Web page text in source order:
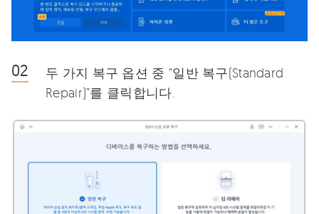
두 가지 복구 옵션 중 “일반 복구(Standard
Repair)”를 클릭합니다.